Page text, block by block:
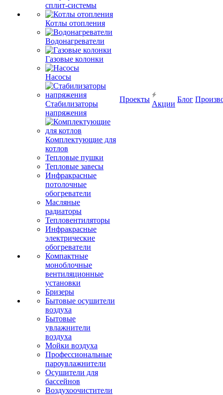
сплит-системы
Котлы отопления
Водонагреватели
Газовые колонки
Насосы
Стабилизаторы
напряжения
Комплектующие для
котлов
Тепловые пушки
Тепловые завесы
Инфракрасные
потолочные
обогреватели
Масляные
радиаторы
Тепловентиляторы
Инфракрасные
электрические
обогреватели
Компактные
моноблочные
вентиляционные
установки
Бризеры
Бытовые осушители
воздуха
Бытовые
увлажнители
воздуха
Мойки воздуха
Профессиональные
пароувлажнители
Осушители для
бассейнов
Воздухоочистители
Проекты
Акции
Блог